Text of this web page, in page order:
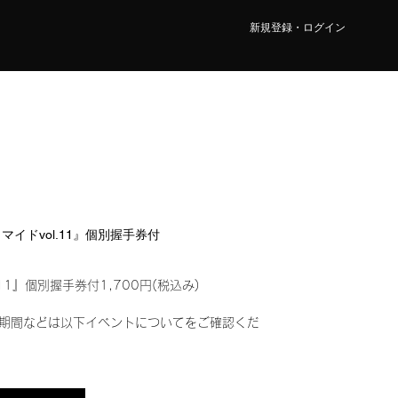
新規登録・ログイン
イドvol.11』個別握手券付
』個別握手券付1,700円(税込み)
間などは以下イベントについてをご確認くだ